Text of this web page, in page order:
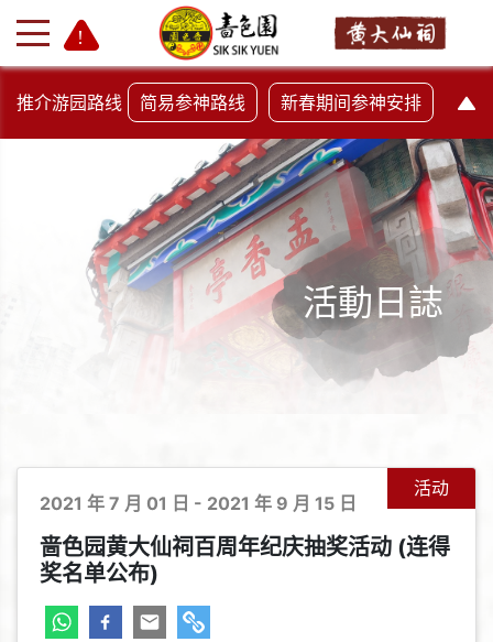
+
推介游园路线 简易参神路线 新春期间参神安排
活動日誌
活动
2021 年 7 月 01 日 - 2021 年 9 月 15 日
啬色园黄大仙祠百周年纪庆抽奖活动 (连得
奖名单公布)